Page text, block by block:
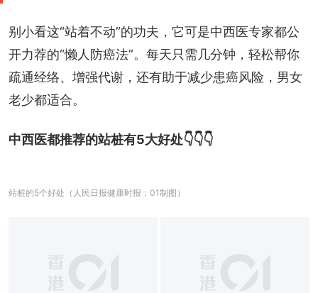
别小看这“站着不动”的功夫，它可是中西医专家都公
开力荐的“懒人防癌法”。每天只需几分钟，轻松帮你
疏通经络、增强代谢，还有助于减少患癌风险，男女
老少都适合。
中西医都推荐的站桩有5大好处👇👇👇
站桩的5个好处（人民日报健康时报；01制图）